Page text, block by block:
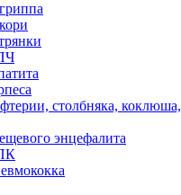
столбняка, коклюша,
энцефалита